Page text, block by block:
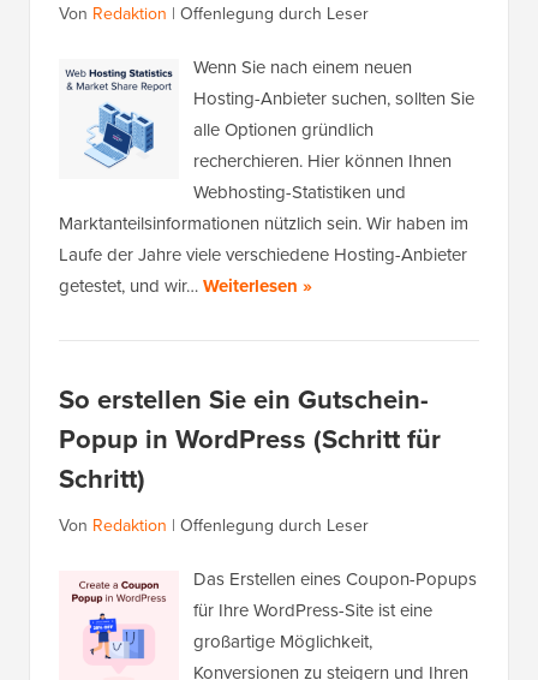
Von Redaktion | Offenlegung durch Leser
Wenn Sie nach einem neuen
Hosting-Anbieter suchen, sollten Sie
alle Optionen gründlich
recherchieren. Hier können Ihnen
Webhosting-Statistiken und
Marktanteilsinformationen nützlich sein. Wir haben im
Laufe der Jahre viele verschiedene Hosting-Anbieter
getestet, und wir…Weiterlesen »
So erstellen Sie ein Gutschein-
Popup in WordPress (Schritt für
Schritt)
Von Redaktion | Offenlegung durch Leser
Das Erstellen eines Coupon-Popups
für Ihre WordPress-Site ist eine
großartige Möglichkeit,
Konversionen zu steigern und Ihren